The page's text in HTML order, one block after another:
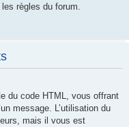
règles du forum.
du code HTML, vous offrant
message. L’utilisation du
mais il vous est